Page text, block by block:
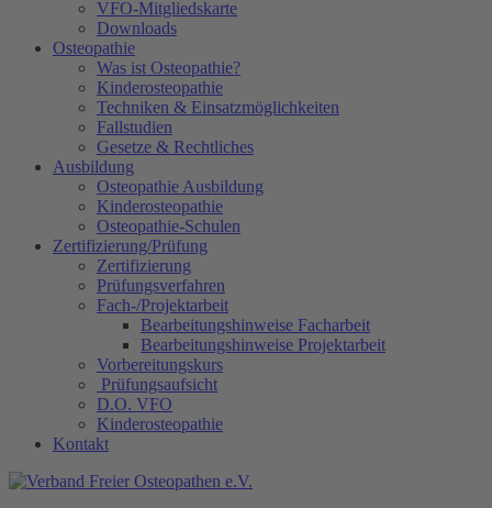
VFO-Mitgliedskarte
Downloads
Osteopathie
Was ist Osteopathie?
Kinderosteopathie
Techniken & Einsatzmöglichkeiten
Fallstudien
Gesetze & Rechtliches
Ausbildung
Osteopathie Ausbildung
Kinderosteopathie
Osteopathie-Schulen
Zertifizierung/Prüfung
Zertifizierung
Prüfungsverfahren
Fach-/Projektarbeit
Bearbeitungshinweise Facharbeit
Bearbeitungshinweise Projektarbeit
Vorbereitungskurs
Prüfungsaufsicht
D.O. VFO
Kinderosteopathie
Kontakt